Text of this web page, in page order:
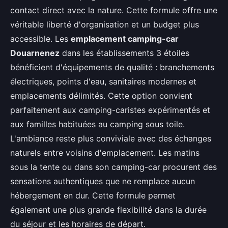
contact direct avec la nature. Cette formule offre une
véritable liberté d'organisation et un budget plus
accessible. Les emplacement camping-car
Douarnenez dans les établissements 3 étoiles
bénéficient d'équipements de qualité : branchements
électriques, points d'eau, sanitaires modernes et
emplacements délimités. Cette option convient
parfaitement aux camping-caristes expérimentés et
aux familles habituées au camping sous toile.
L'ambiance reste plus conviviale avec des échanges
naturels entre voisins d'emplacement. Les matins
sous la tente ou dans son camping-car procurent des
sensations authentiques que ne remplace aucun
hébergement en dur. Cette formule permet
également une plus grande flexibilité dans la durée
du séjour et les horaires de départ.